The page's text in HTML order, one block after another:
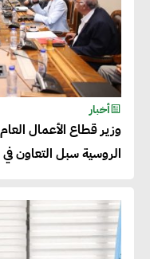
أخبار
وزير قطاع الأعمال
الروسية سبل التعاون